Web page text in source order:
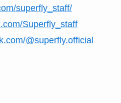
superfly_staff/
Superfly_staff
@superfly.official